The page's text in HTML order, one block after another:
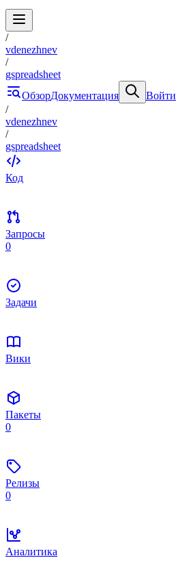
/
vdenezhnev
/
gspreadsheet
ОбзорДокументация
Войти
/
vdenezhnev
/
gspreadsheet
Код
Запросы
0
Задачи
Вики
Пакеты
0
Релизы
0
Аналитика